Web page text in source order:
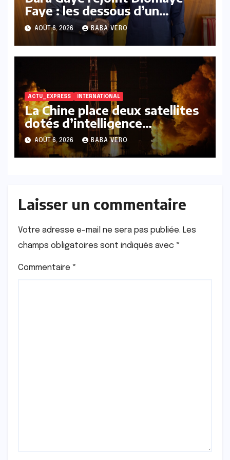
Faye : les dessous d’un
rapprochement politique
marqué par deux rencontres
clés
AOÛT 6, 2026 BABA VERO
ACTU_EXPRESS INTERNATIONAL
La Chine place deux satellites
dotés d’intelligence
artificielle en orbite.
AOÛT 6, 2026 BABA VERO
Laisser un commentaire
Votre adresse e-mail ne sera pas publiée. Les
champs obligatoires sont indiqués avec *
Commentaire *